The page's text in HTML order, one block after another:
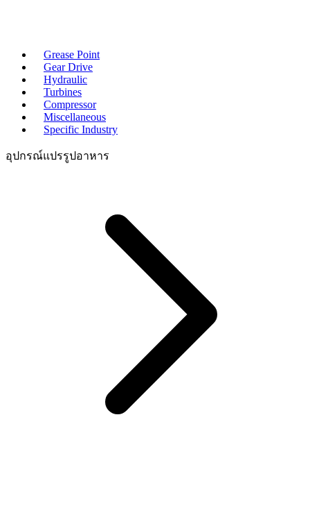
Grease Point
Gear Drive
Hydraulic
Turbines
Compressor
Miscellaneous
Specific Industry
อุปกรณ์แปรรูปอาหาร